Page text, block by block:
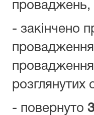
проваджень,
- закінчено
розглянутих
- повернуто